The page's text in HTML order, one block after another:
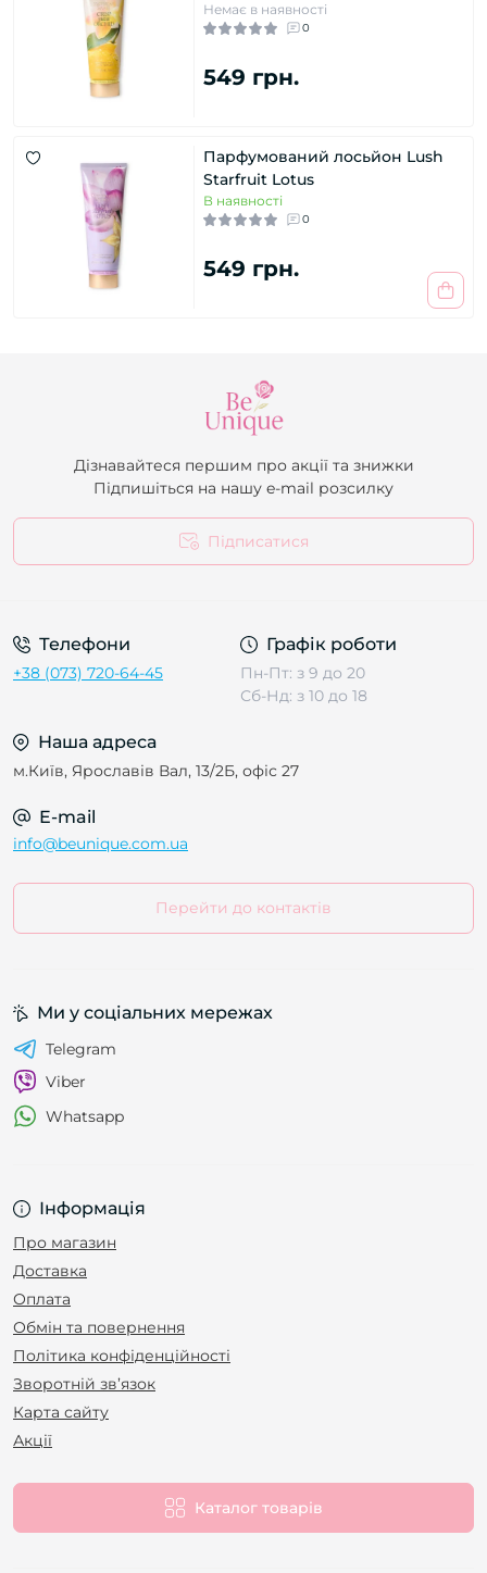
Немає в наявності
0
549 грн.
Парфумований лосьйон Lush
Starfruit Lotus
В наявності
0
549 грн.
Дізнавайтеся першим про акції та знижки
Підпишіться на нашу e-mail розсилку
Підписатися
Телефони
+38 (073) 720-64-45
Графік роботи
Пн-Пт: з 9 до 20
Сб-Нд: з 10 до 18
Наша адреса
м.Київ, Ярославів Вал, 13/2Б, офіс 27
E-mail
info@beunique.com.ua
Перейти до контактів
Інформація
Про магазин
Доставка
Оплата
Обмін та повернення
Політика конфіденційності
Зворотній зв’язок
Карта сайту
Акції
Каталог товарів
Ми у соціальних мережах
Telegram
Viber
Whatsapp